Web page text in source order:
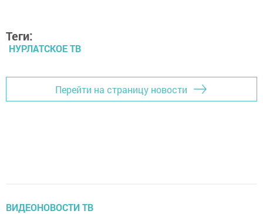
Теги:
НУРЛАТСКОЕ ТВ
Перейти на страницу новости
ВИДЕОНОВОСТИ ТВ